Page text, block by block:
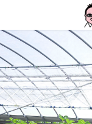
テ
ン
ツ
に
移
動
ゲ
ー
シ
ョ
ン
に
移
動